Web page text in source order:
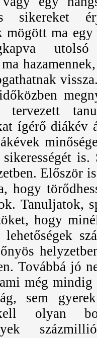
sikereket
ma egy
tervezett
ígérő diákév
is.
Először
hogy
Tanuljatok,
hogy
Továbbá jó
még mindig
sem
olyan